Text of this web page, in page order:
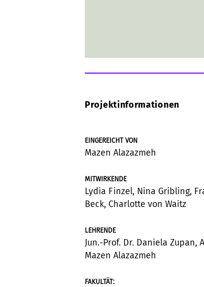
Projektinformationen
EINGEREICHT VON
Mazen Alazazmeh
MITWIRKENDE
Lydia Finzel, Nina Gribling,
Beck, Charlotte von Waitz
LEHRENDE
Jun.-Prof. Dr. Daniela Zupan,
Mazen Alazazmeh
FAKULTÄT: